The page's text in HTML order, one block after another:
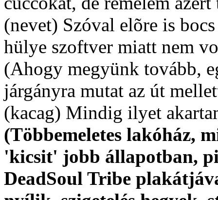
(nevet) Szóval elõre is
hülye szoftver miatt nem
(Ahogy megyünk tovább,
járgányra mutat az út
(kacag) Mindig ilyet
(Többemeletes lakóház,
'kicsit' jobb állapotban,
DeadSoul Tribe